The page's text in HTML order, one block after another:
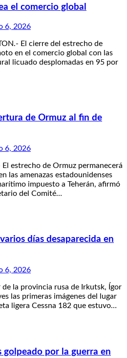
el comercio global
6, 2026
El cierre del estrecho de
en el comercio global con las
licuado desplomadas en 95 por
de Ormuz al fin de
6, 2026
El estrecho de Ormuz permanecerá
las amenazas estadounidenses
impuesto a Teherán, afirmó
del Comité…
días desaparecida en
6, 2026
de la provincia rusa de Irkutsk, Ígor
las primeras imágenes del lugar
ligera Cessna 182 que estuvo…
golpeado por la guerra en